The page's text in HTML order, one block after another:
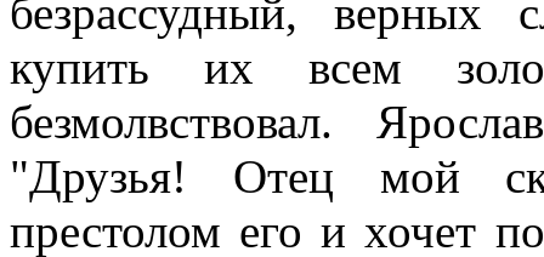
безрассудный, верных
купить их всем
безмолвствовал.
"Друзья! Отец мой
престолом его и хочет